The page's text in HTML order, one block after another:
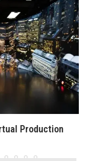
Production